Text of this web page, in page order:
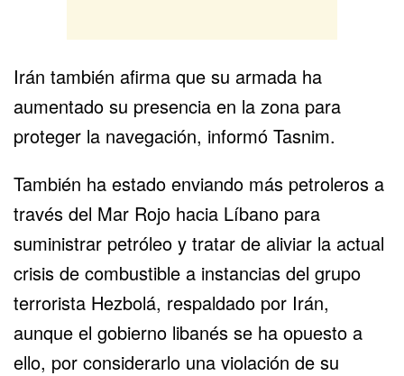
Irán también afirma que su armada ha
aumentado su presencia en la zona para
proteger la navegación, informó Tasnim.
También ha estado enviando más petroleros a
través del Mar Rojo hacia Líbano para
suministrar petróleo y tratar de aliviar la actual
crisis de combustible a instancias del grupo
terrorista Hezbolá, respaldado por Irán,
aunque el gobierno libanés se ha opuesto a
ello, por considerarlo una violación de su